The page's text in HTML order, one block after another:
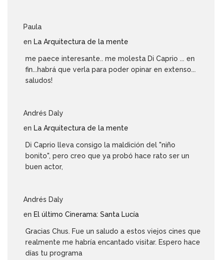
Paula
en La Arquitectura de la mente
me paece interesante.. me molesta Di Caprio ... en
fin...habrá que verla para poder opinar en extenso...
saludos!
Andrés Daly
en La Arquitectura de la mente
Di Caprio lleva consigo la maldición del "niño
bonito", pero creo que ya probó hace rato ser un
buen actor,
Andrés Daly
en El último Cinerama: Santa Lucía
Gracias Chus. Fue un saludo a estos viejos cines que
realmente me habría encantado visitar. Espero hace
días tu programa